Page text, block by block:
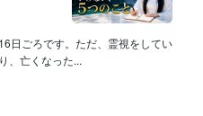
日ごろです。ただ、霊視をしてい
、亡くなった...